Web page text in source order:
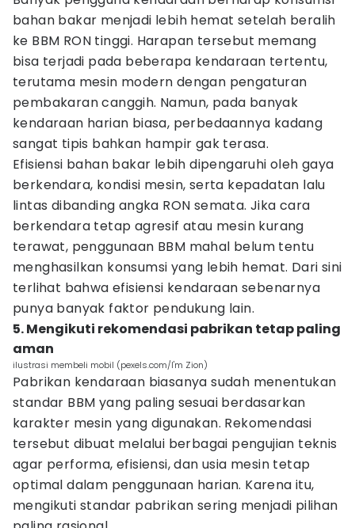
bahan bakar menjadi lebih hemat setelah beralih
ke BBM RON tinggi. Harapan tersebut memang
bisa terjadi pada beberapa kendaraan tertentu,
terutama mesin modern dengan pengaturan
pembakaran canggih. Namun, pada banyak
kendaraan harian biasa, perbedaannya kadang
sangat tipis bahkan hampir gak terasa.
Efisiensi bahan bakar lebih dipengaruhi oleh gaya
berkendara, kondisi mesin, serta kepadatan lalu
lintas dibanding angka RON semata. Jika cara
berkendara tetap agresif atau mesin kurang
terawat, penggunaan BBM mahal belum tentu
menghasilkan konsumsi yang lebih hemat. Dari sini
terlihat bahwa efisiensi kendaraan sebenarnya
punya banyak faktor pendukung lain.
5. Mengikuti rekomendasi pabrikan tetap paling
aman
ilustrasi membeli mobil (pexels.com/I'm Zion)
Pabrikan kendaraan biasanya sudah menentukan
standar BBM yang paling sesuai berdasarkan
karakter mesin yang digunakan. Rekomendasi
tersebut dibuat melalui berbagai pengujian teknis
agar performa, efisiensi, dan usia mesin tetap
optimal dalam penggunaan harian. Karena itu,
mengikuti standar pabrikan sering menjadi pilihan